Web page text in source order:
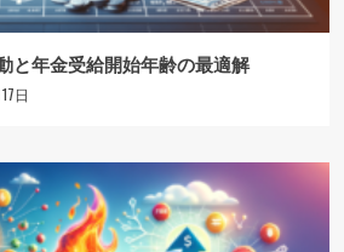
と年金受給開始年齢の最適解
日